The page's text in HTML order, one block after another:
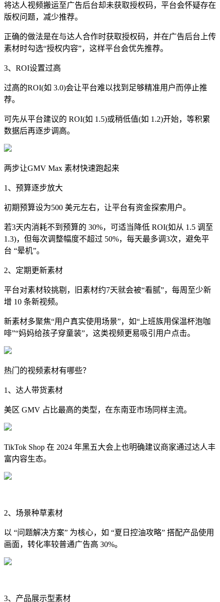
将达人视频搬运至广告后台却未获取授权码，平台会怀疑存在
版权问题，减少推荐。
正确的做法是在与达人合作时获取授权码，并在广告后台上传
素材时勾选“授权内容”，这样平台会优先推荐。
3、ROI设置过高
过高的ROI(如 3.0)会让平台难以找到足够精准用户而停止推
荐。
可先从平台建议的 ROI(如 1.5)或稍低值(如 1.2)开始，等积累
数据后再逐步调高。
两步让GMV Max 素材快速跑起来
1、预算逐步放大
初期预算设为500 美元左右，让平台有资金探索用户。
若3天内消耗不到预算的 30%，可适当降低 ROI(如从 1.5 调至
1.3)，但每次调整幅度不超过 50%，每天最多调3次，避免平
台 “晕机”。
2、定期更新素材
平台对素材较挑剔，旧素材约7天就会被“看腻”，每周至少新
增 10 条新视频。
新素材多聚焦“用户真实使用场景”，如“上班族用保温杯泡咖
啡”“妈妈给孩子穿童装”，这类视频更易吸引用户点击。
热门的视频素材有哪些？
1、达人带货素材
美区 GMV 占比最高的类型，在东南亚市场同样主流。
TikTok Shop 在 2024 年黑五大会上也明确建议商家通过达人丰
富内容生态。
2、场景种草素材
以 “问题解决方案” 为核心，如 “夏日控油攻略” 搭配产品使用
画面，转化率较普通广告高 30%。
3、产品展示型素材